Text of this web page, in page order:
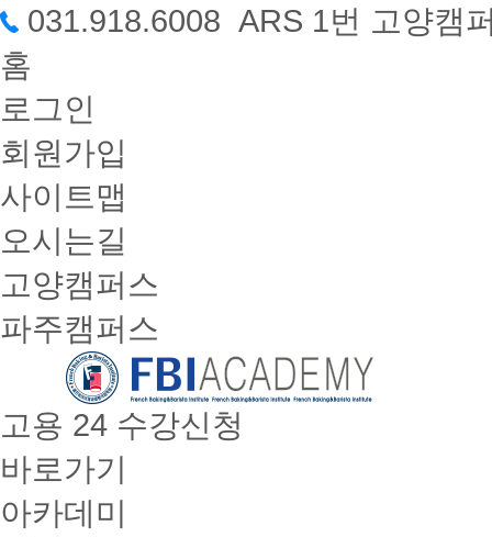
031.918.6008 ARS 1번 고양캠
홈
로그인
회원가입
사이트맵
오시는길
고양캠퍼스
파주캠퍼스
고용 24 수강신청
바로가기
아카데미